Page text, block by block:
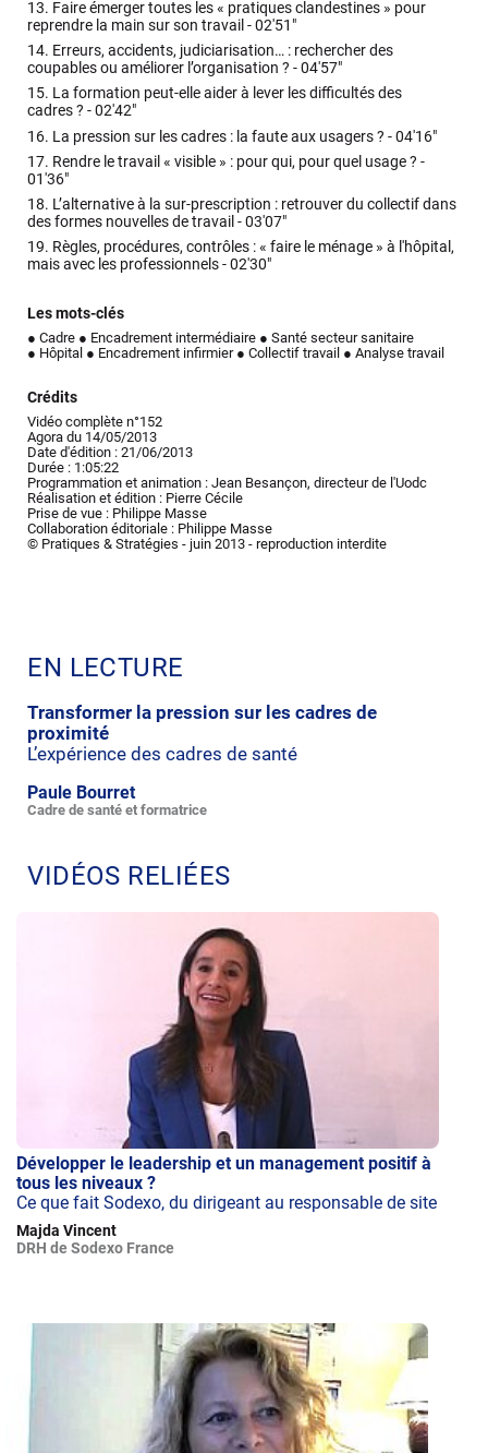
13. Faire émerger toutes les « pratiques clandestines » pour
reprendre la main sur son travail -02'51"
14. Erreurs, accidents, judiciarisation… : rechercher des
coupables ou améliorer l’organisation ? -04'57"
15. La formation peut-elle aider à lever les difficultés des
cadres ? -02'42"
16. La pression sur les cadres : la faute aux usagers ? -04'16"
17. Rendre le travail « visible » : pour qui, pour quel usage ? -
01'36"
18. L’alternative à la sur-prescription : retrouver du collectif dans
des formes nouvelles de travail -03'07"
19. Règles, procédures, contrôles : « faire le ménage » à l'hôpital,
mais avec les professionnels -02'30"
Les mots-clés
● Cadre ● Encadrement intermédiaire ● Santé secteur sanitaire
● Hôpital ● Encadrement infirmier ● Collectif travail ● Analyse travail
Crédits
Vidéo complète n°152
Agora du 14/05/2013
Date d'édition : 21/06/2013
Durée : 1:05:22
Programmation et animation : Jean Besançon, directeur de l'Uodc
Réalisation et édition : Pierre Cécile
Prise de vue : Philippe Masse
Collaboration éditoriale : Philippe Masse
© Pratiques & Stratégies - juin 2013 - reproduction interdite
EN LECTURE
Transformer la pression sur les cadres de
proximité
L’expérience des cadres de santé
Paule Bourret
Cadre de santé et formatrice
VIDÉOS RELIÉES
Développer le leadership et un management positif à
tous les niveaux ?
Ce que fait Sodexo, du dirigeant au responsable de site
Majda Vincent
DRH de Sodexo France